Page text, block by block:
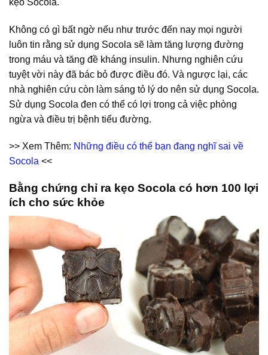
Không có gì bất ngờ nếu như trước đến nay mọi người
luôn tin rằng sử dụng Socola sẽ làm tăng lượng đường
trong máu và tăng đề kháng insulin. Nhưng nghiên cứu
tuyệt vời này đã bác bỏ được điều đó. Và ngược lại, các
nhà nghiên cứu còn làm sáng tỏ lý do nên sử dụng Socola.
Sử dụng Socola đen có thể có lợi trong cả việc phòng
ngừa và điều trị bệnh tiểu đường.
>> Xem Thêm: Những điều có thể bạn đang nghĩ sai về
Socola <<
Bằng chứng chỉ ra kẹo Socola có hơn 100 lợi
ích cho sức khỏe